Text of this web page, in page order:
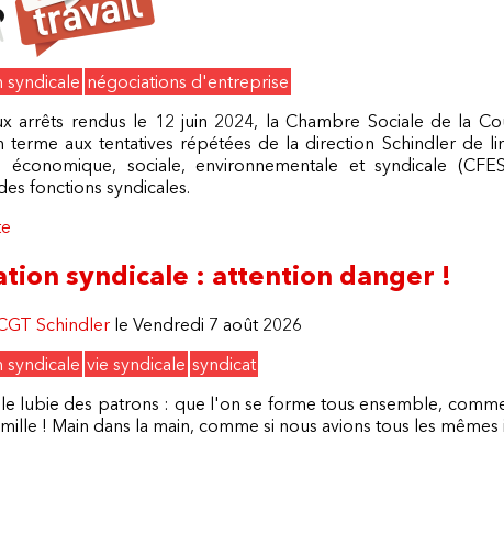
syndicale négociations d'entreprise
arrêts rendus le 12 juin 2024, la Chambre Sociale de la
terme aux tentatives répétées de la direction Schindler de
économique, sociale, environnementale et syndicale
fonctions syndicales.
de Salarié exerçant des fonctions syndicales : c’est 18 jours
syndicale : attention danger !
Schindler le Vendredi 7 août 2026
syndicale vie syndicale syndicat
lubie des patrons : que l'on se forme tous ensemble,
! Main dans la main, comme si nous avions tous les mêmes